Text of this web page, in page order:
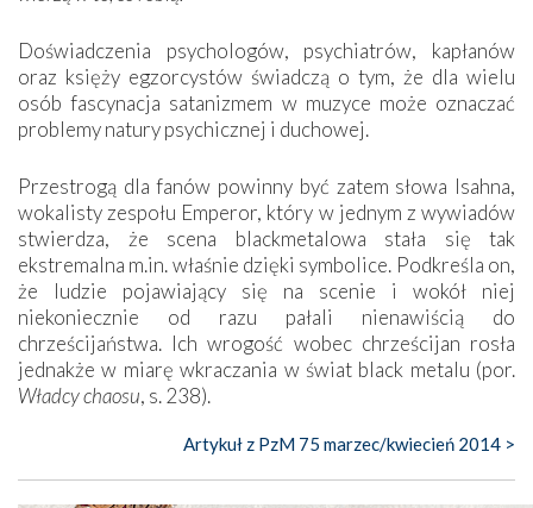
Doświadczenia psychologów, psychiatrów, kapłanów
oraz księży egzorcystów świadczą o tym, że dla wielu
osób fascynacja satanizmem w muzyce może oznaczać
problemy natury psychicznej i duchowej.
Przestrogą dla fanów powinny być zatem słowa Isahna,
wokalisty zespołu Emperor, który w jednym z wywiadów
stwierdza, że scena blackmetalowa stała się tak
ekstremalna m.in. właśnie dzięki symbolice. Podkreśla on,
że ludzie pojawiający się na scenie i wokół niej
niekoniecznie od razu pałali nienawiścią do
chrześcijaństwa. Ich wrogość wobec chrześcijan rosła
jednakże w miarę wkraczania w świat black metalu (por.
Władcy chaosu, s. 238).
Artykuł z PzM 75 marzec/kwiecień 2014 >